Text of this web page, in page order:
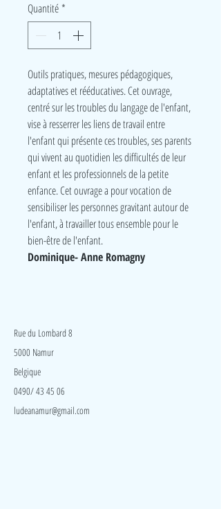
Quantité *
Outils pratiques, mesures pédagogiques,
adaptatives et rééducatives. Cet ouvrage,
centré sur les troubles du langage de l'enfant,
vise à resserrer les liens de travail entre
l'enfant qui présente ces troubles, ses parents
qui vivent au quotidien les difficultés de leur
enfant et les professionnels de la petite
enfance. Cet ouvrage a pour vocation de
sensibiliser les personnes gravitant autour de
l'enfant, à travailler tous ensemble pour le
bien-être de l'enfant.
Dominique- Anne Romagny
Rue du Lombard 8
5000 Namur
Belgique
0490/ 43 45 06
ludeanamur@gmail.com